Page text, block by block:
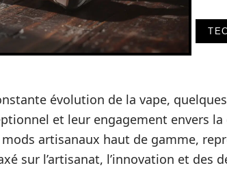
évolution de la vape,
et leur engagement envers
artisanaux haut de gamme,
sur l’artisanat, l’innovation et des